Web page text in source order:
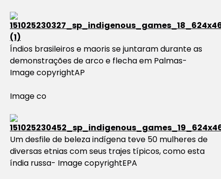
Índios brasileiros e maoris se juntaram durante as
demonstrações de arco e flecha em Palmas-
Image copyrightAP
Image co
Um desfile de beleza indígena teve 50 mulheres de
diversas etnias com seus trajes típicos, como esta
índia russa- Image copyrightEPA